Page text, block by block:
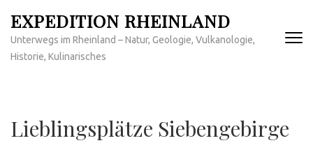
Inhalt
springen
(Enter
EXPEDITION RHEINLAND
Unterwegs im Rheinland – Natur, Geologie, Vulkanologie,
Historie, Kulinarisches
Lieblingsplätze Siebengebirge